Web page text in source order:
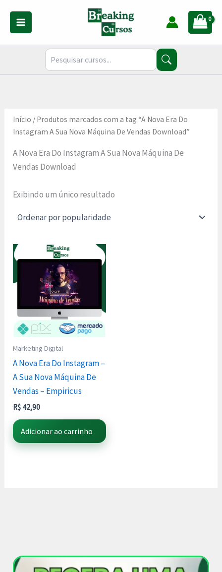
conteúdo
Início / Produtos marcados com a tag “A Nova Era Do
Instagram A Sua Nova Máquina De Vendas Download”
A Nova Era Do Instagram A Sua Nova Máquina De
Vendas Download
Exibindo um único resultado
Marketing Digital
A Nova Era Do Instagram –
A Sua Nova Máquina De
Vendas – Empiricus
R$ 42,90
Adicionar ao carrinho